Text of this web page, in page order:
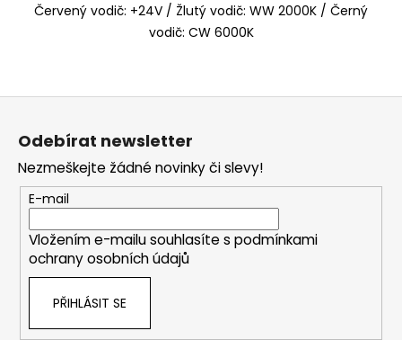
Červený vodič: +24V / Žlutý vodič: WW 2000K / Černý
vodič: CW 6000K
Z
Odebírat newsletter
Nezmeškejte žádné novinky či slevy!
E-mail
Vložením e-mailu souhlasíte s podmínkami
ochrany osobních údajů
PŘIHLÁSIT SE